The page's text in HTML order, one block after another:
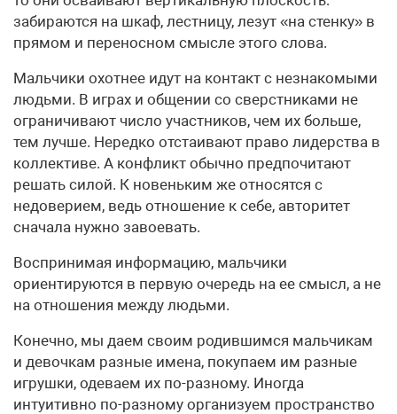
забираются на шкаф, лестницу, лезут «на стенку» в
прямом и переносном смысле этого слова.
Мальчики охотнее идут на контакт с незнакомыми
людьми. В играх и общении со сверстниками не
ограничивают число участников, чем их больше,
тем лучше. Нередко отстаивают право лидерства в
коллективе. А конфликт обычно предпочитают
решать силой. К новеньким же относятся с
недоверием, ведь отношение к себе, авторитет
сначала нужно завоевать.
Воспринимая информацию, мальчики
ориентируются в первую очередь на ее смысл, а не
на отношения между людьми.
Конечно, мы даем своим родившимся мальчикам
и девочкам разные имена, покупаем им разные
игрушки, одеваем их по-разному. Иногда
интуитивно по-разному организуем пространство